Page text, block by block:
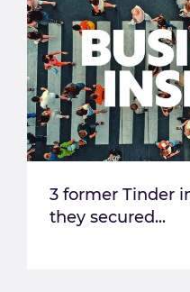
3 former Tinder
they secured...